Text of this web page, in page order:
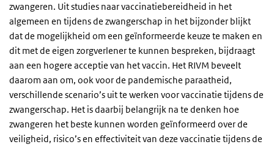
zwangeren. Uit studies naar vaccinatiebereidheid in het
algemeen en tijdens de zwangerschap in het bijzonder blijkt
dat de mogelijkheid om een geïnformeerde keuze te maken en
dit met de eigen zorgverlener te kunnen bespreken, bijdraagt
aan een hogere acceptie van het vaccin. Het RIVM beveelt
daarom aan om, ook voor de pandemische paraatheid,
verschillende scenario’s uit te werken voor vaccinatie tijdens de
zwangerschap. Het is daarbij belangrijk na te denken hoe
zwangeren het beste kunnen worden geïnformeerd over de
veiligheid, risico’s en effectiviteit van deze vaccinatie tijdens de